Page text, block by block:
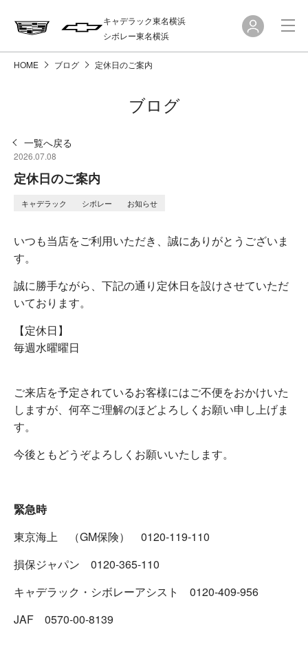
キャデラック東名横浜
シボレー東名横浜
HOME ブログ 定休日のご案内
ブログ
一覧へ戻る
2026.07.08
定休日のご案内
キャデラック シボレー お知らせ
いつも当店をご利用いただき、誠にありがとうございま
す。
誠に勝手ながら、下記の通り定休日を設けさせていただ
いております。
【定休日】
毎週水曜曜日
ご来店を予定されているお客様にはご不便をおかけいた
しますが、何卒ご理解のほどよろしくお願い申し上げま
す。
今後ともどうぞよろしくお願いいたします。
緊急時
東京海上 （GM保険） 0120-119-110
損保ジャパン 0120-365-110
キャデラック・シボレーアシスト 0120-409-956
JAF 0570-00-8139